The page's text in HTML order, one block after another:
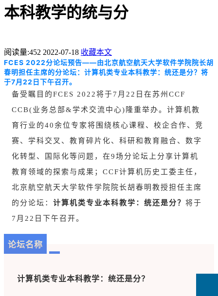
本科教学的统与分
阅读量:452 2022-07-18 收藏本文
FCES 2022分论坛预告——由北京航空航天大学软件学院院长胡
春明担任主席的分论坛：计算机类专业本科教学：统还是分？将
于7月22日下午召开。
备受瞩目的FCES 2022将于7月22日在苏州CCF
CCB(业务总部&学术交流中心)隆重举办。计算机教
育行业的40余位专家将围绕核心课程、校企合作、竞
赛、学科交叉、教育碎片化、科研和教育融合、数字
化转型、国际化等问题，在9场分论坛上分享计算机
教育领域的探索与成果；CCF计算机历史工委主任，
北京航空航天大学软件学院院长胡春明教授担任主席
的分论坛： 计算机类专业本科教学：统还是分？ 将于
7月22日下午召开。
论坛名称
计算机类专业本科教学：统还是分？